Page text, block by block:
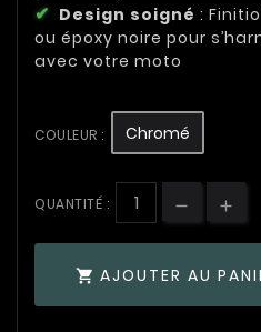
Design soigné :
ou époxy noire pour
avec votre moto
COULEUR : Chromé
QUANTITÉ :
 AJOUTER AU